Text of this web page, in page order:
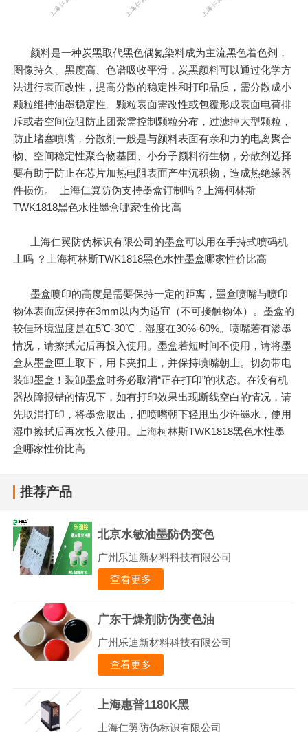
颜料是一种炭黑取代黑色偶氮染料成为主流黑色着色剂，
图像持久、黑度高、色谱吸收平滑，炭黑颜料可以通过化学方
法进行表面改性，提高分散的稳定性和打印品质，需分散成小
颗粒维持油墨稳定性。颗粒表面需改性或包覆形成表面电荷排
斥或者空间位阻防止团聚需控制颗粒分布，过滤掉大型颗粒，
防止堵塞喷嘴，分散剂一般是与颜料表面有亲和力的电离聚合
物、空间稳定性聚合物基团、小分子颜料衍生物，分散剂选择
要有助于防止在芯片加热电阻表面产生沉积物，造成热绝缘器
件损伤。 上海仁翼防伪支持墨盒订制吗？上海柯林斯
TWK1818黑色水性墨盒哪家性价比高
上海仁翼防伪标识有限公司的墨盒可以用在手持式喷码机
上吗 ？上海柯林斯TWK1818黑色水性墨盒哪家性价比高
墨盒喷印的高度是需要保持一定的距离，墨盒喷嘴与喷印
物体表面应保持在3mm以内为适宜（不可接触物体）。墨盒的
较佳环境温度是在5℃-30℃，湿度在30%-60%。喷嘴若有渗墨
情况，请擦拭完后再投入使用。墨盒若短时间不使用，请将墨
盒从墨盒匣上取下，用卡夹扣上，并保持喷嘴朝上。切勿带电
装卸墨盒！装卸墨盒时务必取消“正在打印”的状态。在没有机
器故障报错的情况下，如有打印效果出现断线空白的情况，请
先取消打印，将墨盒取出，把喷嘴朝下轻甩出少许墨水，使用
湿巾擦拭后再次投入使用。上海柯林斯TWK1818黑色水性墨
盒哪家性价比高
推荐产品
北京水敏油墨防伪变色
广州乐迪新材料科技有限公司
查看更多
广东干燥剂防伪变色油
广州乐迪新材料科技有限公司
查看更多
上海惠普1180K黑
上海仁翼防伪标识有限公司